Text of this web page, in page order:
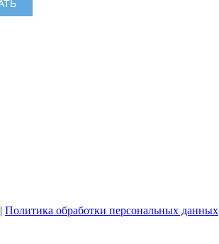
| Политика обработки персональных данных